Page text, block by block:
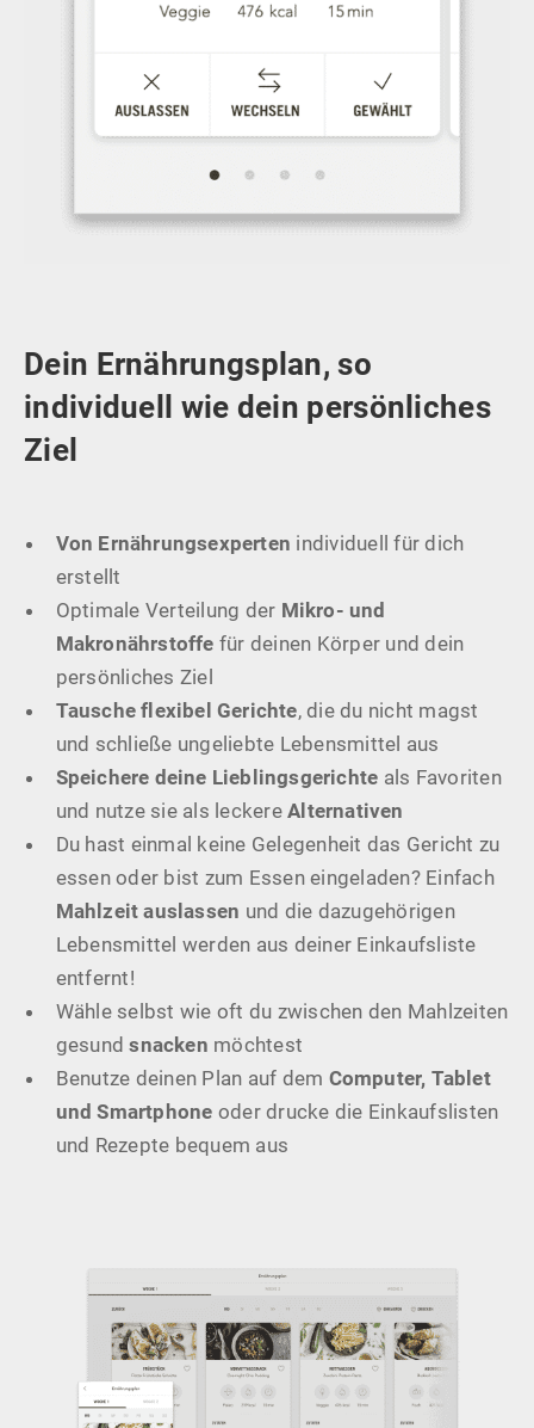
Dein Ernährungsplan, so
individuell wie dein persönliches
Ziel
Von Ernährungsexperten individuell für dich
erstellt
Optimale Verteilung der Mikro- und
Makronährstoffe für deinen Körper und dein
persönliches Ziel
Tausche flexibel Gerichte, die du nicht magst
und schließe ungeliebte Lebensmittel aus
Speichere deine Lieblingsgerichte als Favoriten
und nutze sie als leckereAlternativen
Du hast einmal keine Gelegenheit das Gericht zu
essen oder bist zum Essen eingeladen? Einfach
Mahlzeit auslassen und die dazugehörigen
Lebensmittel werden aus deiner Einkaufsliste
entfernt!
Wähle selbst wie oft du zwischen den Mahlzeiten
gesundsnacken möchtest
Benutze deinen Plan auf dem Computer, Tablet
und Smartphone oder drucke die Einkaufslisten
und Rezepte bequem aus